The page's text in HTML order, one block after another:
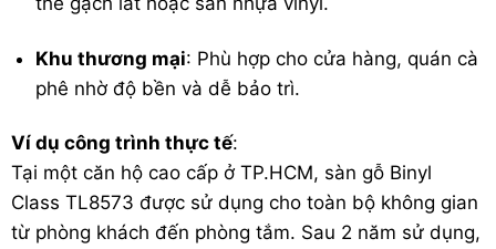
Khu thương mại: Phù hợp cho cửa hàng, quán cà
phê nhờ độ bền và dễ bảo trì.
Ví dụ công trình thực tế:
Tại một căn hộ cao cấp ở TP.HCM, sàn gỗ Binyl
Class TL8573 được sử dụng cho toàn bộ không gian
từ phòng khách đến phòng tắm. Sau 2 năm sử dụng,